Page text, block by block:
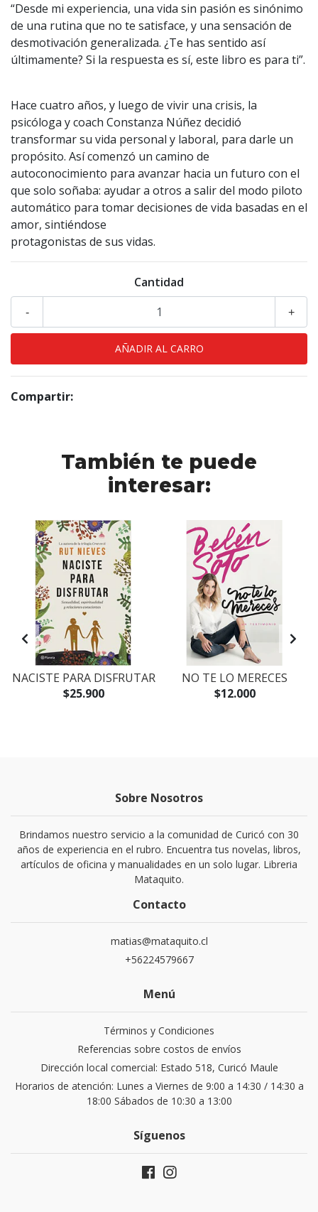
“Desde mi experiencia, una vida sin pasión es sinónimo
de una rutina que no te satisface, y una sensación de
desmotivación generalizada. ¿Te has sentido así
últimamente? Si la respuesta es sí, este libro es para ti”.
Hace cuatro años, y luego de vivir una crisis, la
psicóloga y coach Constanza Núñez decidió
transformar su vida personal y laboral, para darle un
propósito. Así comenzó un camino de
autoconocimiento para avanzar hacia un futuro con el
que solo soñaba: ayudar a otros a salir del modo piloto
automático para tomar decisiones de vida basadas en el
amor, sintiéndose
protagonistas de sus vidas.
Cantidad
+
-
Compartir:
También te puede
interesar:
NACISTE PARA DISFRUTAR
$25.900
NO TE LO MERECES
$12.000
Sobre Nosotros
Brindamos nuestro servicio a la comunidad de Curicó con 30
años de experiencia en el rubro. Encuentra tus novelas, libros,
artículos de oficina y manualidades en un solo lugar. Libreria
Mataquito.
Contacto
matias@mataquito.cl
+56224579667
Menú
Términos y Condiciones
Referencias sobre costos de envíos
Dirección local comercial: Estado 518, Curicó Maule
Horarios de atención: Lunes a Viernes de 9:00 a 14:30 / 14:30 a
18:00 Sábados de 10:30 a 13:00
Síguenos